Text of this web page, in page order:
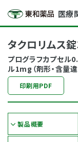
医療
タクロリムス
プログラフカプセル
ル1mg（剤形・含量
印刷用PDF
製品概要